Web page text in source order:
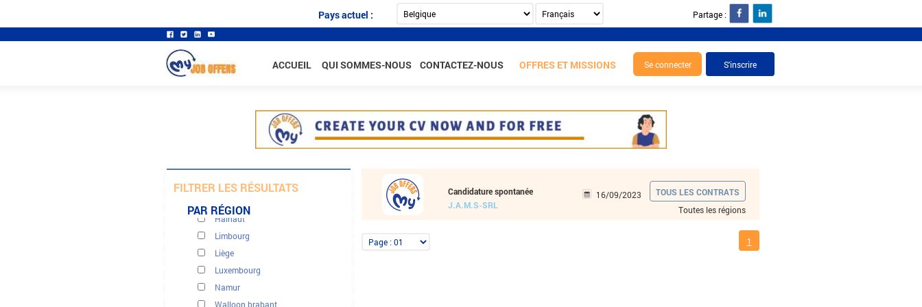
Pays actuel : Partage :
ACCUEIL QUI SOMMES-NOUS CONTACTEZ-NOUS OFFRES ET MISSIONS
FILTRER LES RÉSULTATS
PAR RÉGION
East flanders
Antwerp
Brussel
Hainaut
Limbourg
Liège
Luxembourg
Namur
Walloon brabant
Candidature spontanée
J.A.M.S-SRL
16/09/2023
TOUS LES CONTRATS
Toutes les régions
1